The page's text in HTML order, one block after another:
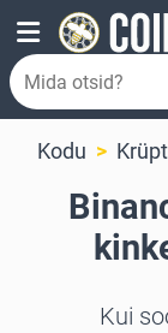
Kodu
Kui